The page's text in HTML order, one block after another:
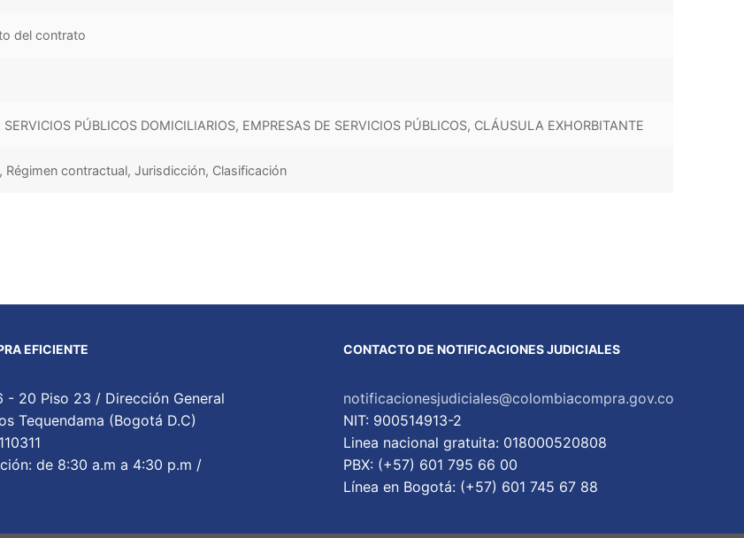
del contrato
SERVICIOS PÚBLICOS DOMICILIARIOS, EMPRESAS DE SERVICIOS PÚBLICOS, CLÁUSULA EXHORBITANTE
Régimen contractual, Jurisdicción, Clasificación
EFICIENTE
- 20 Piso 23 / Dirección General
Tequendama (Bogotá D.C)
de 8:30 a.m a 4:30 p.m /
CONTACTO DE NOTIFICACIONES JUDICIALES
notificacionesjudiciales@colombiacompra.gov.co
NIT: 900514913-2
Linea nacional gratuita: 018000520808
PBX: (+57) 601 795 66 00
Lí­nea en Bogotá: (+57) 601 745 67 88